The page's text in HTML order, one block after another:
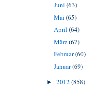
Juni (63)
Mai (65)
April (64)
März(67)
Februar(60)
Januar(69)
► 2012 (858)